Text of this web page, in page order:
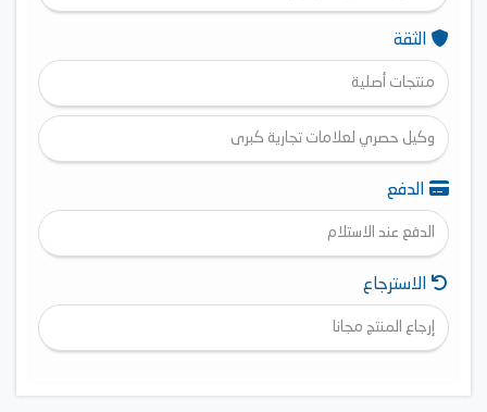
الثقة
منتجات أصلية
وكيل حصري لعلامات تجارية كبرى
الدفع
الدفع عند الاستلام
الاسترجاع
إرجاع المنتج مجانا